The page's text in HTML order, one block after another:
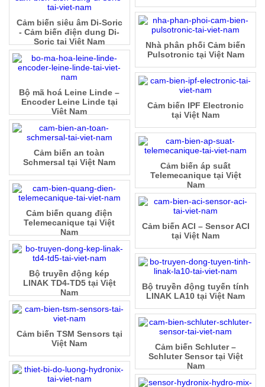
Cảm biến siêu âm Di-Soric
- Cảm biến điện dung Di-
Soric tại Việt Nam
Nhà phân phối Cảm biến
Pulsotronic tại Việt Nam
Bộ mã hoá Leine Linde –
Encoder Leine Linde tại
Việt Nam
Cảm biến IPF Electronic
tại Việt Nam
Cảm biến an toàn
Schmersal tại Việt Nam
Cảm biến áp suất
Telemecanique tại Việt
Nam
Cảm biến quang điện
Telemecanique tại Việt
Nam
Cảm biến ACI – Sensor ACI
tại Việt Nam
Bộ truyền động kép
LINAK TD4-TD5 tại Việt
Nam
Bộ truyền động tuyến tính
LINAK LA10 tại Việt Nam
Cảm biến TSM Sensors tại
Việt Nam
Cảm biến Schluter –
Schluter Sensor tại Việt
Nam